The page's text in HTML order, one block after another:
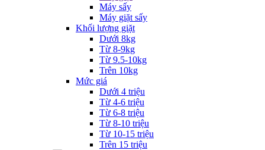
Máy sấy
Máy giặt sấy
Khối lượng giặt
Dưới 8kg
Từ 8-9kg
Từ 9.5-10kg
Trên 10kg
Mức giá
Dưới 4 triệu
Từ 4-6 triệu
Từ 6-8 triệu
Từ 8-10 triệu
Từ 10-15 triệu
Trên 15 triệu